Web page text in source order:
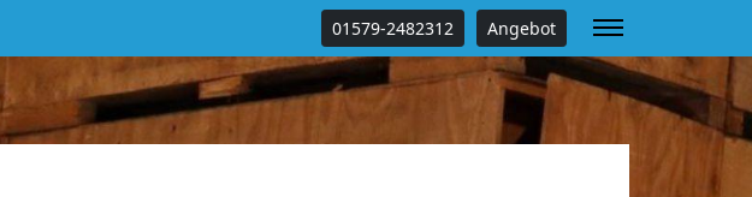
01579-2482312 Angebot